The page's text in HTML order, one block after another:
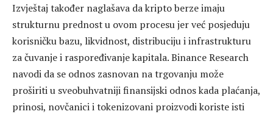
Izvještaj također naglašava da kripto berze imaju
strukturnu prednost u ovom procesu jer već posjeduju
korisničku bazu, likvidnost, distribuciju i infrastrukturu
za čuvanje i raspoređivanje kapitala. Binance Research
navodi da se odnos zasnovan na trgovanju može
proširiti u sveobuhvatniji finansijski odnos kada plaćanja,
prinosi, novčanici i tokenizovani proizvodi koriste isti